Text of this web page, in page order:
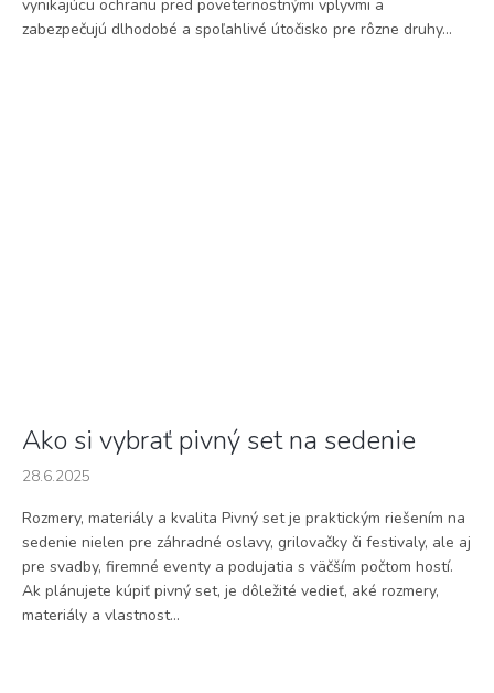
vynikajúcu ochranu pred poveternostnými vplyvmi a
zabezpečujú dlhodobé a spoľahlivé útočisko pre rôzne druhy...
Ako si vybrať pivný set na sedenie
28.6.2025
Rozmery, materiály a kvalita Pivný set je praktickým riešením na
sedenie nielen pre záhradné oslavy, grilovačky či festivaly, ale aj
pre svadby, firemné eventy a podujatia s väčším počtom hostí.
Ak plánujete kúpiť pivný set, je dôležité vedieť, aké rozmery,
materiály a vlastnost...